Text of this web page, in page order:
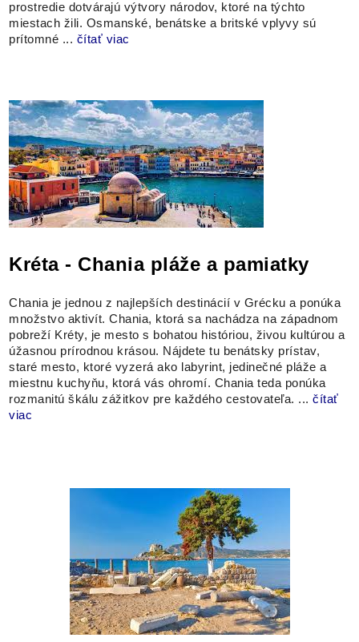
prostredie dotvárajú výtvory národov, ktoré na týchto
miestach žili. Osmanské, benátske a britské vplyvy sú
prítomné ... čítať viac
Kréta - Chania pláže a pamiatky
Chania je jednou z najlepších destinácií v Grécku a ponúka
množstvo aktivít. Chania, ktorá sa nachádza na západnom
pobreží Kréty, je mesto s bohatou históriou, živou kultúrou a
úžasnou prírodnou krásou. Nájdete tu benátsky prístav,
staré mesto, ktoré vyzerá ako labyrint, jedinečné pláže a
miestnu kuchyňu, ktorá vás ohromí. Chania teda ponúka
rozmanitú škálu zážitkov pre každého cestovateľa. ...čítať
viac